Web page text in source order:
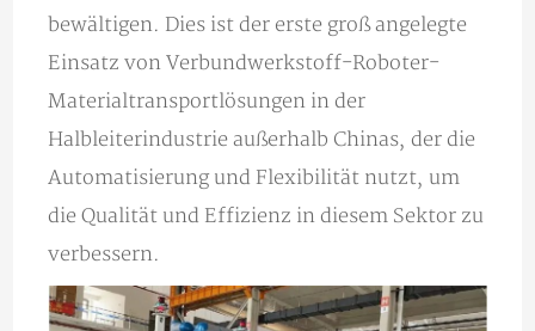
bewältigen. Dies ist der erste groß angelegte
Einsatz von Verbundwerkstoff-Roboter-
Materialtransportlösungen in der
Halbleiterindustrie außerhalb Chinas, der die
Automatisierung und Flexibilität nutzt, um
die Qualität und Effizienz in diesem Sektor zu
verbessern.